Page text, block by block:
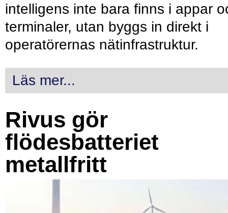
intelligens inte bara finns i appar
terminaler, utan byggs in direkt i
operatörernas nätinfrastruktur.
Läs mer...
Rivus gör
flödesbatteriet
metallfritt